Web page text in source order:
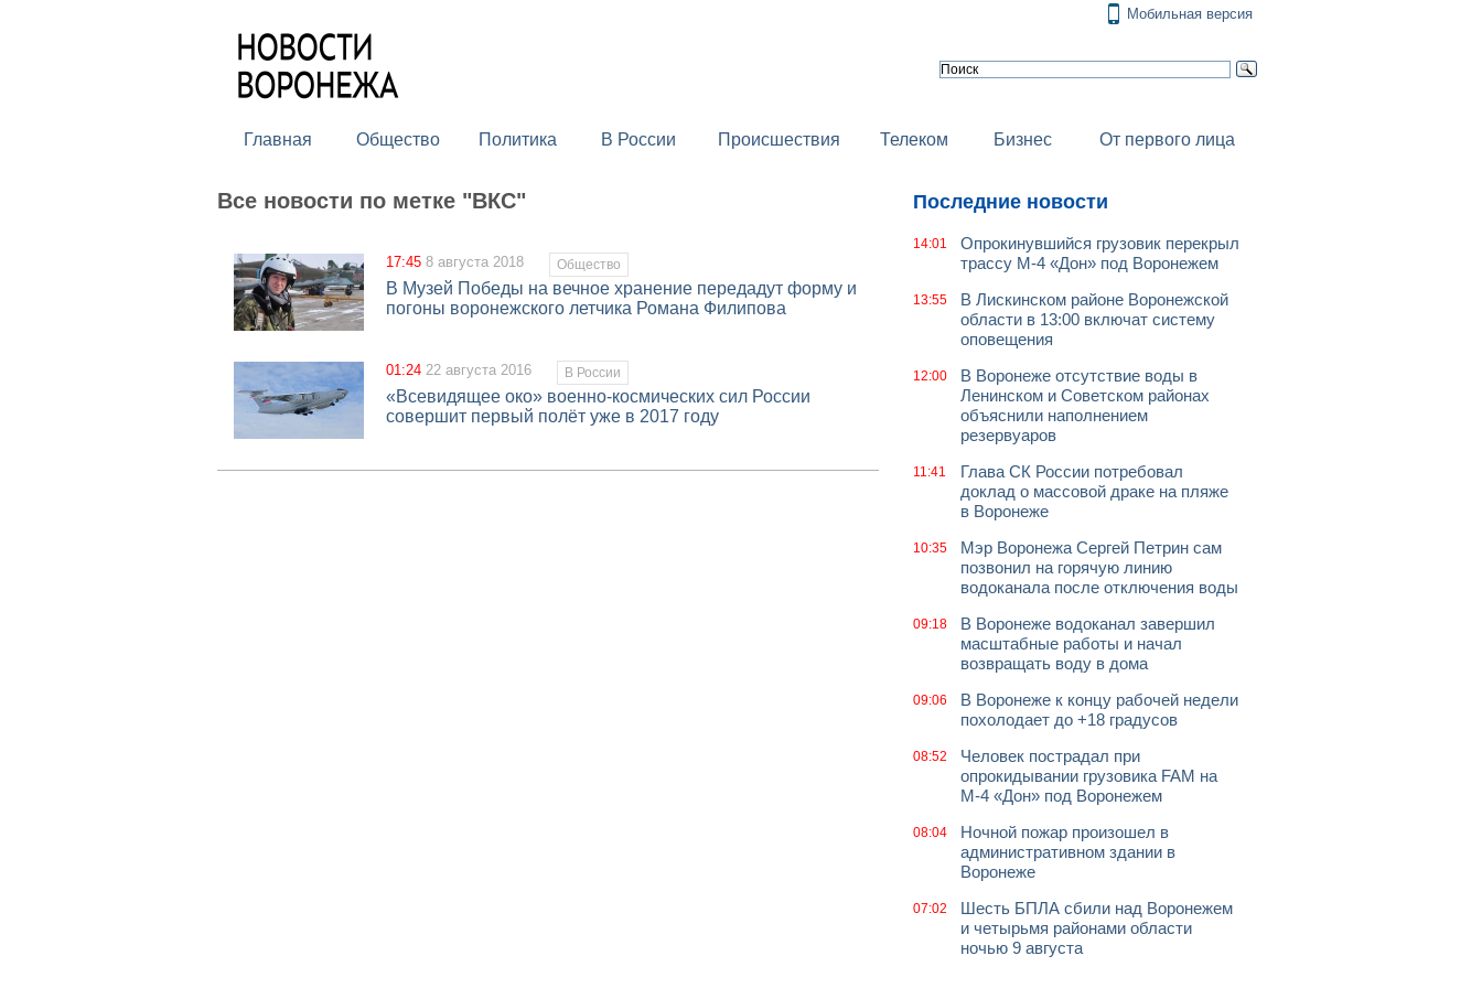
Мобильная версия
Главная Общество Политика В России Происшествия Телеком Бизнес От первого лица
Все новости по метке "ВКС"
17:45 8 августа 2018 Общество
В Музей Победы на вечное хранение передадут форму и
погоны воронежского летчика Романа Филипова
01:24 22 августа 2016 В России
«Всевидящее око» военно-космических сил России
совершит первый полёт уже в 2017 году
Последние новости
14:01
Опрокинувшийся грузовик перекрыл
трассу М-4 «Дон» под Воронежем
13:55
В Лискинском районе Воронежской
области в 13:00 включат систему
оповещения
12:00
В Воронеже отсутствие воды в
Ленинском и Советском районах
объяснили наполнением
резервуаров
11:41
Глава СК России потребовал
доклад о массовой драке на пляже
в Воронеже
10:35
Мэр Воронежа Сергей Петрин сам
позвонил на горячую линию
водоканала после отключения воды
09:18
В Воронеже водоканал завершил
масштабные работы и начал
возвращать воду в дома
09:06
В Воронеже к концу рабочей недели
похолодает до +18 градусов
08:52
Человек пострадал при
опрокидывании грузовика FAM на
М-4 «Дон» под Воронежем
08:04
Ночной пожар произошел в
административном здании в
Воронеже
07:02
Шесть БПЛА сбили над Воронежем
и четырьмя районами области
ночью 9 августа